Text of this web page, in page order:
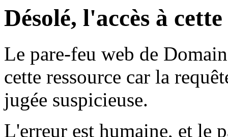
Désolé, l'accès à
Le pare-feu web de
cette ressource car la
jugée suspicieuse.
L'erreur est humaine, et le